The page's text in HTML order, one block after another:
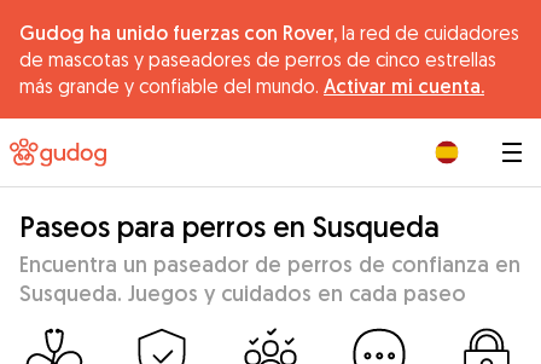
Gudog ha unido fuerzas con Rover, la red de cuidadores
de mascotas y paseadores de perros de cinco estrellas
más grande y confiable del mundo. Activar mi cuenta.
Paseos para perros en Susqueda
Encuentra un paseador de perros de confianza en
Susqueda. Juegos y cuidados en cada paseo